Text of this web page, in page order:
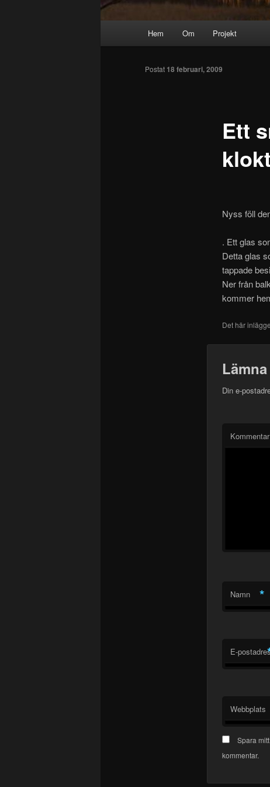
Hoppa
Hem Om Projekt
Ett
Postat 18 februari, 2009
Nyss föll
. Ett glas
Detta glas
tappade
Ner från
kommer
Det här
Din e-
Kommentar
Namn *
E-
Webbplats
Spara
kommentar.